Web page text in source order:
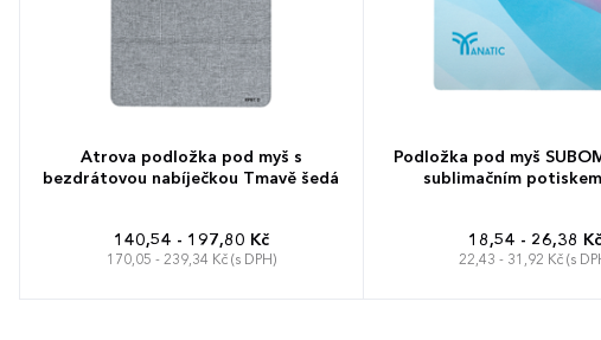
Atrova podložka pod myš s
bezdrátovou nabíječkou Tmavě šedá
140,54 - 197,80 Kč
170,05 - 239,34 Kč (s DPH)
Podložka pod myš
sublimačním
18,54 - 26,38 Kč
22,43 - 31,92 Kč (s